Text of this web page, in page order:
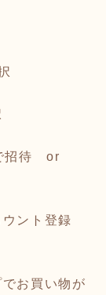
で招待 or
ント登録
お買い物が